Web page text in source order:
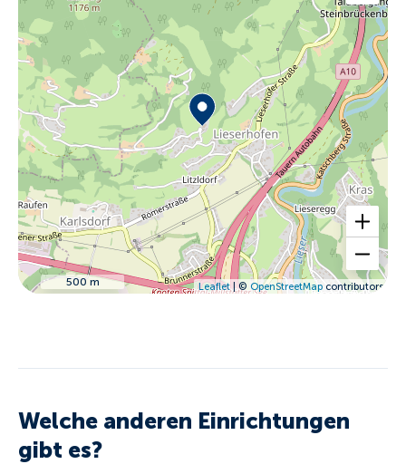
500 m Leaflet| © OpenStreetMapcontributors
Welche anderen Einrichtungen
gibt es?